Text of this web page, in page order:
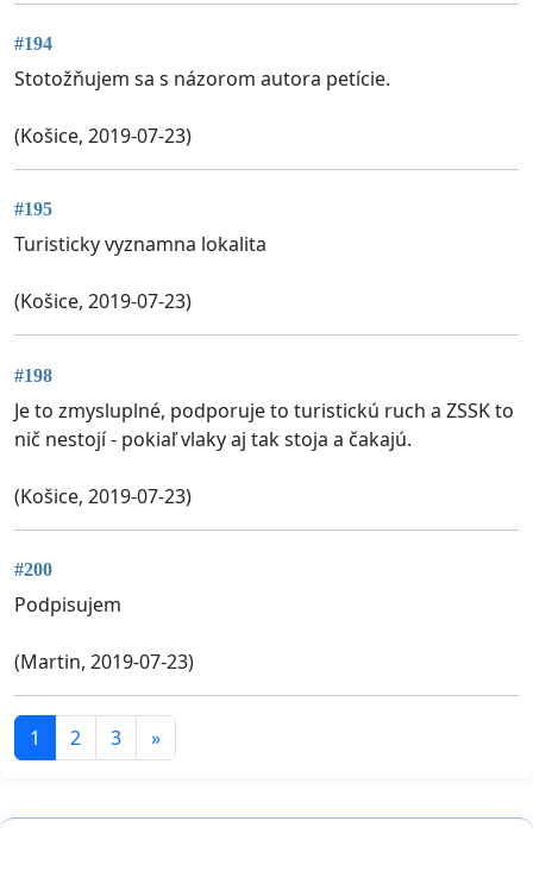
#194
Stotožňujem sa s názorom autora petície.
(Košice, 2019-07-23)
#195
Turisticky vyznamna lokalita
(Košice, 2019-07-23)
#198
Je to zmysluplné, podporuje to turistickú ruch a ZSSK to
nič nestojí - pokiaľ vlaky aj tak stoja a čakajú.
(Košice, 2019-07-23)
#200
Podpisujem
(Martin, 2019-07-23)
1 2 3 »